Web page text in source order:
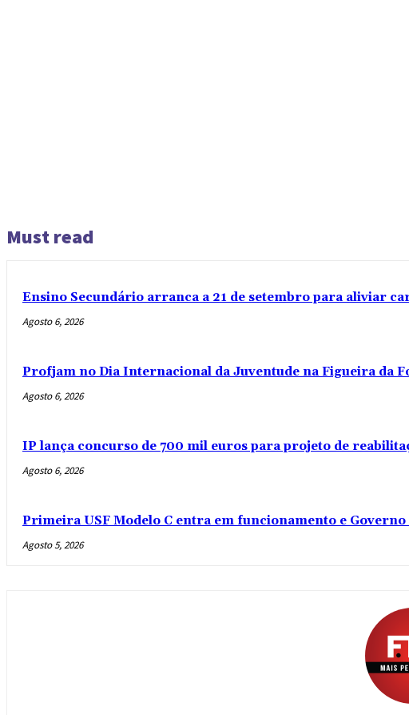
Must read
Ensino Secundário arranca a 21 de setembro para aliviar
Agosto 6, 2026
Profjam no Dia Internacional da Juventude na Figueira da
Agosto 6, 2026
IP lança concurso de 700 mil euros para projeto de
Agosto 6, 2026
Primeira USF Modelo C entra em funcionamento e
Agosto 5, 2026